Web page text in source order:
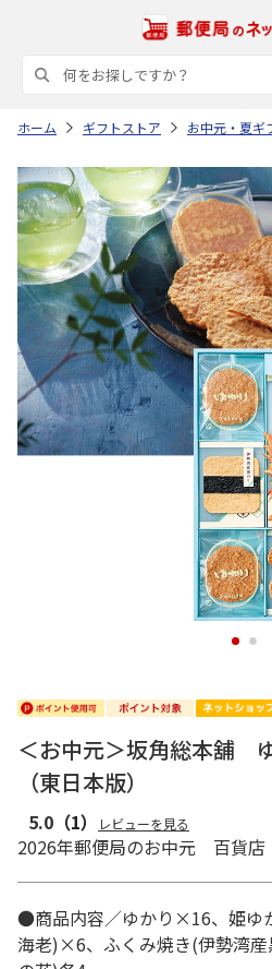
ホーム ギフトストア お中元・夏ギ
1 2
＜お中元＞坂角総本舖
（東日本版）
5.0 （1） レビューを見る
2026年郵便局のお中元 百貨店
●商品内容／ゆかり×16、姫ゆ
海老)×6、ふくみ焼き(伊勢湾